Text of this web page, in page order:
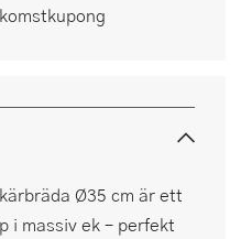
Ø35 cm är ett
i massiv ek – perfekt